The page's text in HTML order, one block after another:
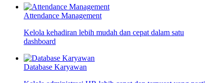
Attendance Management
Kelola kehadiran lebih mudah dan cepat dalam satu
dashboard
Database Karyawan